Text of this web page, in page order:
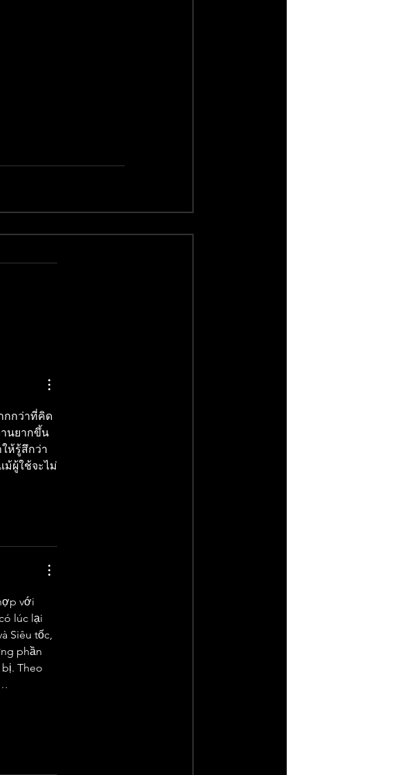
กกว่าที่คิด
นยากขึ้น
ห้รู้สึกว่า
ม้ผู้ใช้จะไม่
với
lúc lại
Siêu tốc,
phần
Theo